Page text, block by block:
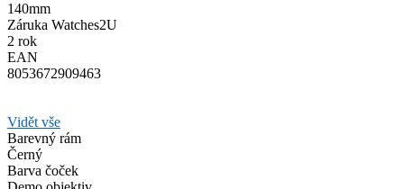
140mm
Záruka Watches2U
2 rok
EAN
8053672909463
Vidět vše
Barevný rám
Černý
Barva čoček